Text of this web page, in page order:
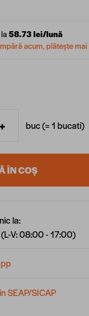
58.73lei/lună
acum, plătește
+ buc (=1bucati)
ÎN COȘ
la:
(L-V: 08:00 - 17:00)
SEAP/SICAP